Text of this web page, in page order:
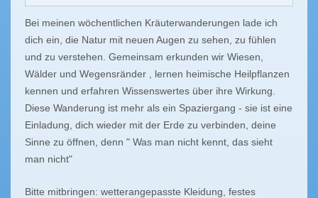
Bei meinen wöchentlichen Kräuterwanderungen lade ich
dich ein, die Natur mit neuen Augen zu sehen, zu fühlen
und zu verstehen. Gemeinsam erkunden wir Wiesen,
Wälder und Wegensränder , lernen heimische Heilpflanzen
kennen und erfahren Wissenswertes über ihre Wirkung.
Diese Wanderung ist mehr als ein Spaziergang - sie ist eine
Einladung, dich wieder mit der Erde zu verbinden, deine
Sinne zu öffnen, denn " Was man nicht kennt, das sieht
man nicht"
Bitte mitbringen: wetterangepasste Kleidung, festes